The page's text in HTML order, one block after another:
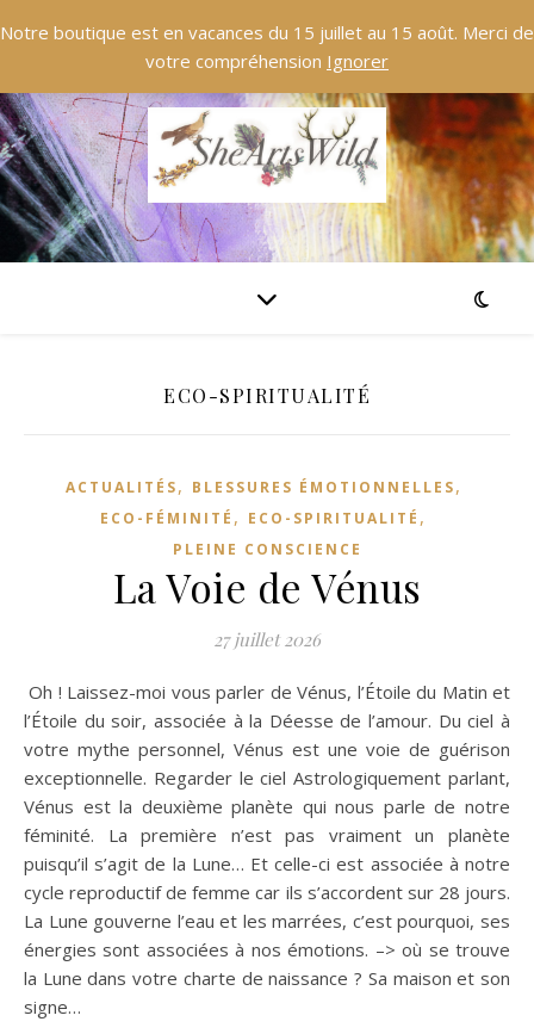
Notre boutique est en vacances du 15 juillet au 15 août. Merci de
votre compréhension Ignorer
ECO-SPIRITUALITÉ
ACTUALITÉS, BLESSURES ÉMOTIONNELLES,
ECO-FÉMINITÉ , ECO-SPIRITUALITÉ ,
PLEINE CONSCIENCE
La Voie de Vénus
27 juillet 2026
Oh ! Laissez-moi vous parler de Vénus, l’Étoile du Matin et
l’Étoile du soir, associée à la Déesse de l’amour. Du ciel à
votre mythe personnel, Vénus est une voie de guérison
exceptionnelle. Regarder le ciel Astrologiquement parlant,
Vénus est la deuxième planète qui nous parle de notre
féminité. La première n’est pas vraiment un planète
puisqu’il s’agit de la Lune… Et celle-ci est associée à notre
cycle reproductif de femme car ils s’accordent sur 28 jours.
La Lune gouverne l’eau et les marrées, c’est pourquoi, ses
énergies sont associées à nos émotions. –> où se trouve
la Lune dans votre charte de naissance ? Sa maison et son
signe…